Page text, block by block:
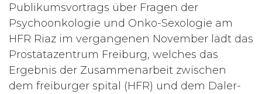
Publikumsvortrags über Fragen der
Psychoonkologie und Onko-Sexologie am
HFR Riaz im vergangenen November lädt das
Prostatazentrum Freiburg, welches das
Ergebnis der Zusammenarbeit zwischen
dem freiburger spital (HFR) und dem Daler-